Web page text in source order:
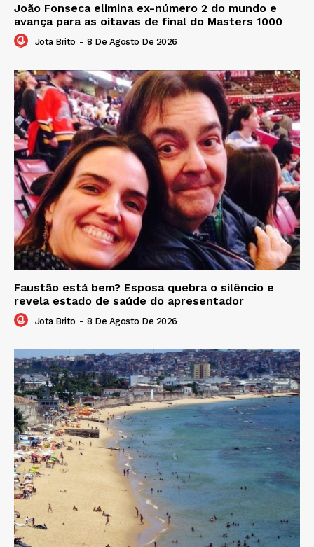
João Fonseca elimina ex-número 2 do mundo e
avança para as oitavas de final do Masters 1000
Jota Brito - 8 De Agosto De 2026
Faustão está bem? Esposa quebra o silêncio e
revela estado de saúde do apresentador
Jota Brito - 8 De Agosto De 2026